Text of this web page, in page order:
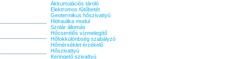
Akkumulációs tároló
Elektromos fűtőbetét
Geotermikus hőszivattyú
Hidraulika modul
Szolár állomás
Hőcserélős vízmelegítő
Hőfokkülönbség szabályzó
Hőmérséklet érzékelő
Hőszivattyú
Keringető szivattyú